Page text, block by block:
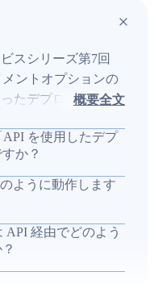
スシリーズ第7回
ントオプションの
たデプロイメント
の管理方法、オプ
に説明し、運用上
の Vivek
Care）が10年
実際の運用環境で
順と注意点を示し
概要全文
を使用したデプ
か？
ように動作します
API 経由でどのよう